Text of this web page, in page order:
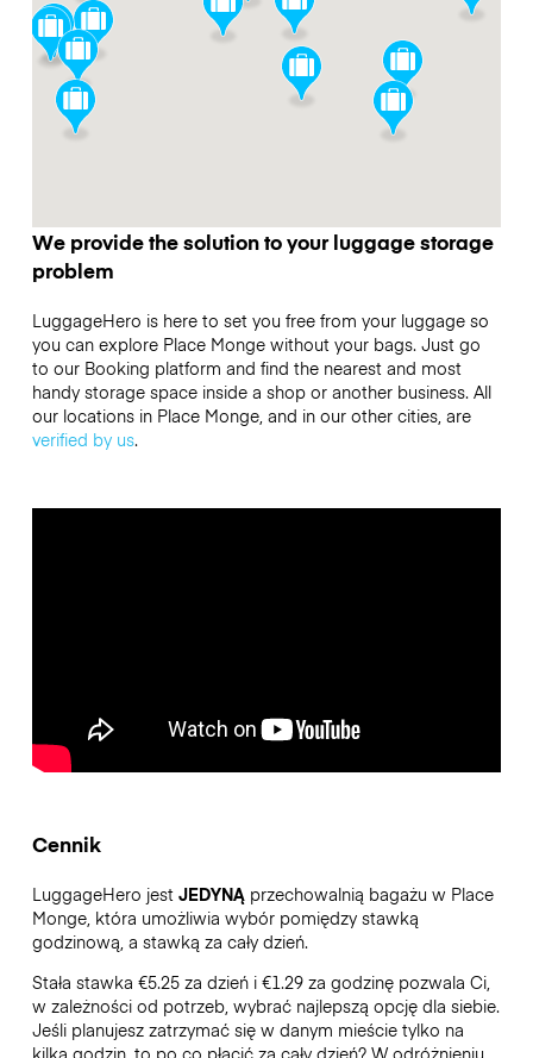
We provide the solution to your luggage storage
problem
LuggageHero is here to set you free from your luggage so
you can explore Place Monge without your bags. Just go
to our Booking platform and find the nearest and most
handy storage space inside a shop or another business. All
our locations in Place Monge, and in our other cities, are
verified by us.
Cennik
LuggageHero jest JEDYNĄprzechowalnią bagażu w Place
Monge, która umożliwia wybór pomiędzy stawką
godzinową, a stawką za cały dzień.
Stała stawka €5.25 za dzień i €1.29 za godzinę pozwala Ci,
w zależności od potrzeb, wybrać najlepszą opcję dla siebie.
Jeśli planujesz zatrzymać się w danym mieście tylko na